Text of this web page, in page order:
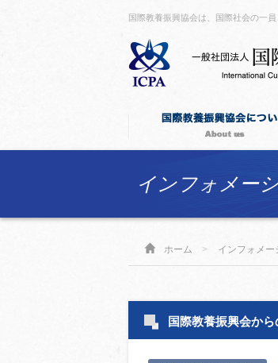
国際教養振興協会は、国際社会の一
インフォメー
ホーム > インフォメー
国際教養振興会か